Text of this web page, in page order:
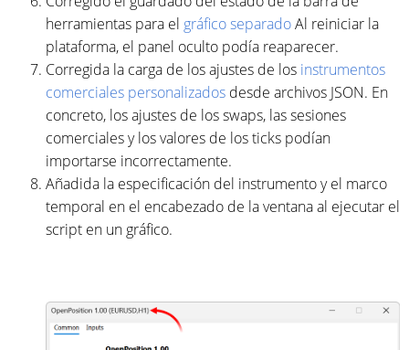
herramientas para el gráfico separadoAl reiniciar la
plataforma, el panel oculto podía reaparecer.
Corregida la carga de los ajustes de los instrumentos
comerciales personalizados desde archivos JSON. En
concreto, los ajustes de los swaps, las sesiones
comerciales y los valores de los ticks podían
importarse incorrectamente.
Añadida la especificación del instrumento y el marco
temporal en el encabezado de la ventana al ejecutar el
script en un gráfico.